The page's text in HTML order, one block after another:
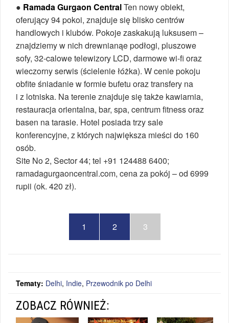
● Ramada Gurgaon CentralTen nowy obiekt,
oferujący 94 pokoi, znajduje się blisko centrów
handlowych i klubów. Pokoje zaskakują luksusem –
znajdziemy w nich drewnianąe podłogi, pluszowe
sofy, 32-calowe telewizory LCD, darmowe wi-fi oraz
wieczorny serwis (ścielenie łóżka). W cenie pokoju
obfite śniadanie w formie bufetu oraz transfery na
i z lotniska. Na terenie znajduje się także kawiarnia,
restauracja orientalna, bar, spa, centrum fitness oraz
basen na tarasie. Hotel posiada trzy sale
konferencyjne, z których największa mieści do 160
osób.
Site No 2, Sector 44; tel +91 124488 6400;
ramadagurgaoncentral.com, cena za pokój – od 6999
rupii (ok. 420 zł).
1 2 3
Tematy: Delhi, Indie, Przewodnik po Delhi
ZOBACZ RÓWNIEŻ: